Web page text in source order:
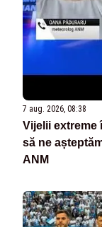
7 aug. 2026, 08:38
Vijelii extreme
să ne
ANM